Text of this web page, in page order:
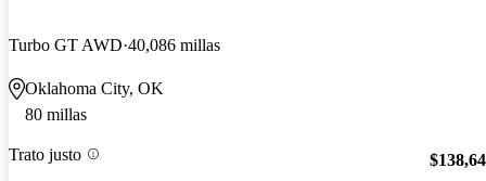
Turbo GT AWD 40,086 millas
Oklahoma City, OK
80 millas
Trato justo